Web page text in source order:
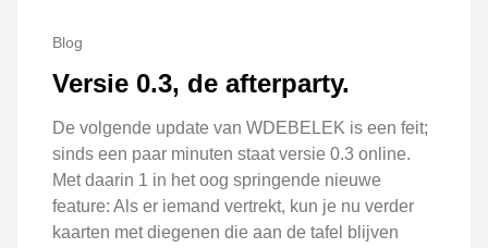
Blog
Versie 0.3, de afterparty.
De volgende update van WDEBELEK is een feit;
sinds een paar minuten staat versie 0.3 online.
Met daarin 1 in het oog springende nieuwe
feature: Als er iemand vertrekt, kun je nu verder
kaarten met diegenen die aan de tafel blijven